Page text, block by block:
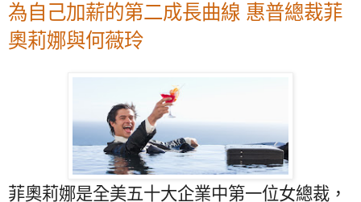
為自己加薪的第二成長曲線 惠普總裁菲
奧莉娜與何薇玲
菲奧莉娜是全美五十大企業中第一位女總裁，